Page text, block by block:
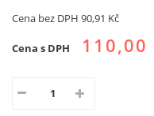
Cena bez DPH 90,91 Kč
Cena s DPH 110,00